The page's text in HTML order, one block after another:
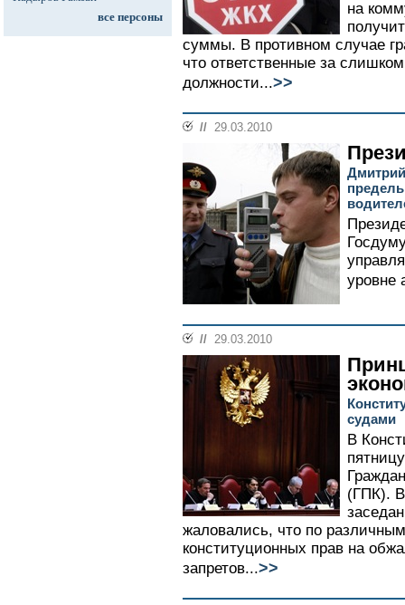
все персоны
на
суммы. В противном случае
что ответственные за
должности...>>
// 29.03.2010
уровне
// 29.03.2010
судами
В
(ГПК). В
жаловались, что по
конституционных прав на
запретов...>>